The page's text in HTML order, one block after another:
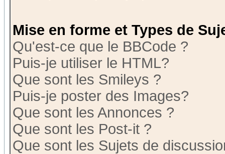
Mise en forme et Types de
Qu'est-ce que le BBCode ?
Puis-je utiliser le HTML?
Que sont les Smileys ?
Puis-je poster des Images?
Que sont les Annonces ?
Que sont les Post-it ?
Que sont les Sujets de